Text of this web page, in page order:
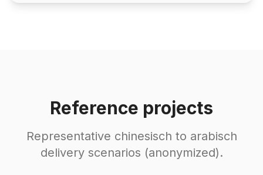
Reference projects
Representative chinesisch to arabisch
delivery scenarios (anonymized).